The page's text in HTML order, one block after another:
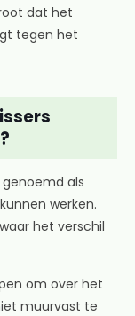
dat het
tegen het
als
werken.
het verschil
om over het
muurvast te